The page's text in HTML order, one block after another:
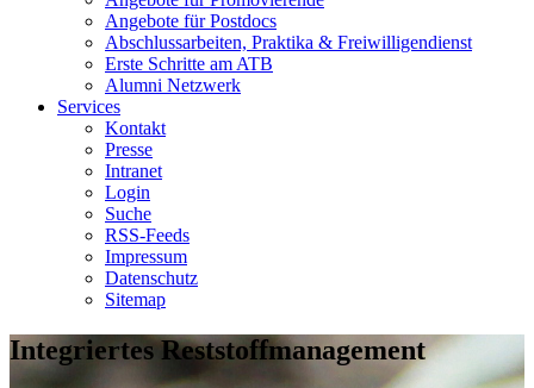
Angebote für Postdocs
Abschlussarbeiten, Praktika & Freiwilligendienst
Erste Schritte am ATB
Alumni Netzwerk
Services
Kontakt
Presse
Intranet
Login
Suche
RSS-Feeds
Impressum
Datenschutz
Sitemap
Integriertes Reststoffmanagement